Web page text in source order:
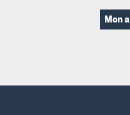
Mon
adresse